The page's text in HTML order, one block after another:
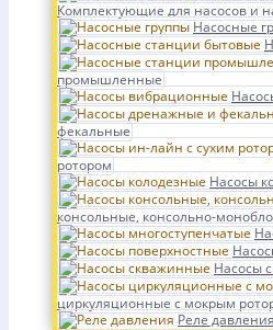
Комплектующие для насосов и
Насосные
промышленные
фекальные
ротором
Насосы
консольные, консольно-
Насосы
циркуляционные с мокрым
Реле